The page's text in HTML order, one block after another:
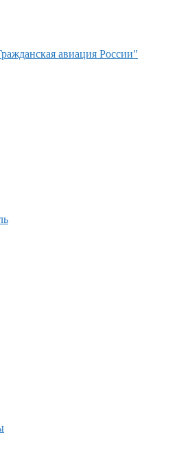
авиация России"